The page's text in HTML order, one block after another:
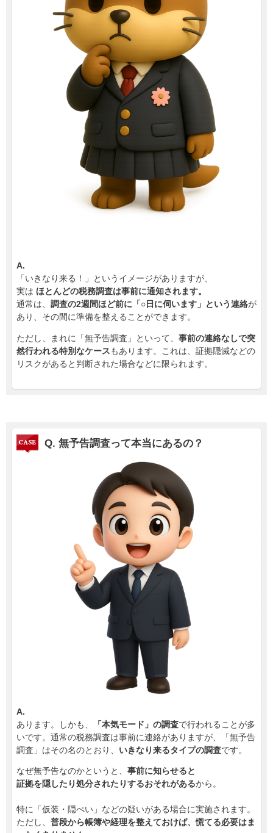
A.
「いきなり来る！」というイメージがありますが、
実は ほとんどの税務調査は事前に通知されます。
通常は、 調査の2週間ほど前に「○日に伺います」という連絡が
あり、その間に準備を整えることができます。
ただし、まれに「無予告調査」といって、 事前の連絡なしで突
然行われる特別なケース もあります。これは、証拠隠滅などの
リスクがあると判断された場合などに限られます。
Q. 無予告調査って本当にあるの？
A.
あります。しかも、
「本気モード」の調査で行われることが多
いです。通常の税務調査は事前に連絡がありますが、「無予告
調査」はその名のとおり、 いきなり来るタイプの調査です。
なぜ無予告なのかというと、 事前に知らせると
証拠を隠したり処分されたりするおそれがあるから。
特に「仮装・隠ぺい」などの疑いがある場合に実施されます。
ただし、 普段から帳簿や経理を整えておけば、慌てる必要はま